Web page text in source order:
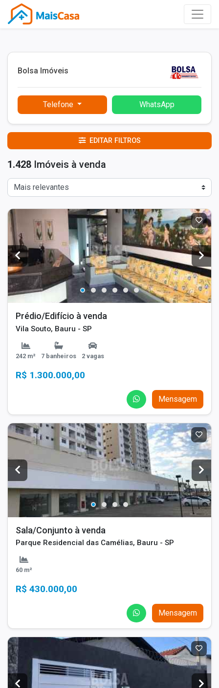
Bolsa Imóveis
Telefone WhatsApp
EDITAR FILTROS
1.428 Imóveis à venda
Prédio/Edifício à venda
Vila Souto, Bauru - SP
242 m² 7 banheiros 2 vagas
R$ 1.300.000,00
Mensagem
Sala/Conjunto à venda
Parque Residencial das Camélias, Bauru - SP
60 m²
R$ 430.000,00
Mensagem